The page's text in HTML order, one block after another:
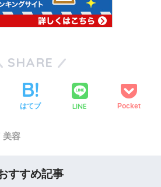
SHARE
はてブ LINE Pocket
美容
すすめ記事